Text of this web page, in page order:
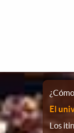
del
El
Los